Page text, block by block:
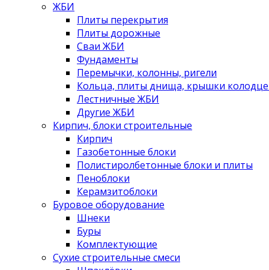
ЖБИ
Плиты перекрытия
Плиты дорожные
Сваи ЖБИ
Фундаменты
Перемычки, колонны, ригели
Кольца, плиты днища, крышки
Лестничные ЖБИ
Другие ЖБИ
Кирпич, блоки строительные
Кирпич
Газобетонные блоки
Полистиролбетонные блоки и плиты
Пеноблоки
Керамзитоблоки
Буровое оборудование
Шнеки
Буры
Комплектующие
Сухие строительные смеси